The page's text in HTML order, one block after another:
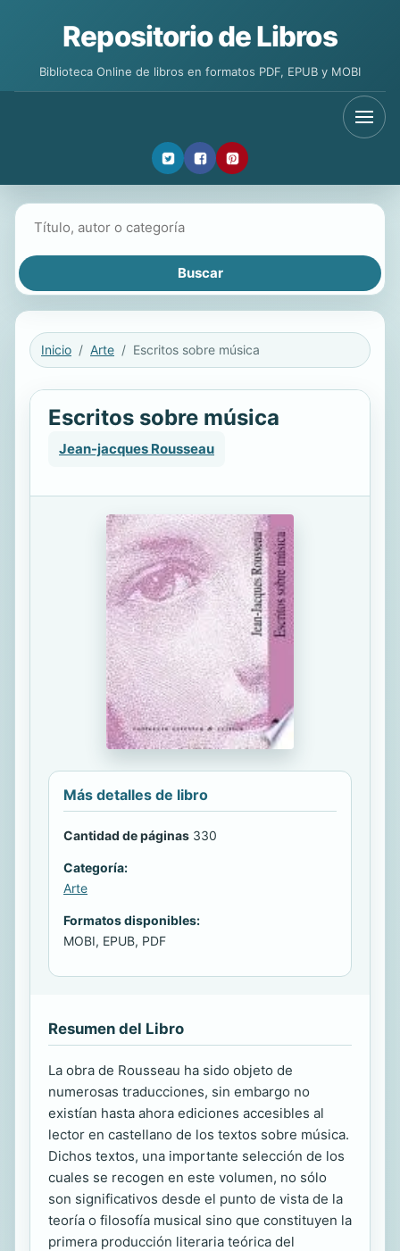
Repositorio de Libros
Biblioteca Online de libros en formatos PDF, EPUB y MOBI
Inicio Arte Escritos sobre música
Escritos sobre música
Jean-jacques Rousseau
Más detalles de libro
Cantidad de páginas 330
Categoría:
Arte
Formatos disponibles:
MOBI, EPUB, PDF
Resumen del Libro
La obra de Rousseau ha sido objeto de
numerosas traducciones, sin embargo no
existían hasta ahora ediciones accesibles al
lector en castellano de los textos sobre música.
Dichos textos, una importante selección de los
cuales se recogen en este volumen, no sólo
son significativos desde el punto de vista de la
teoría o filosofía musical sino que constituyen la
primera producción literaria teórica del